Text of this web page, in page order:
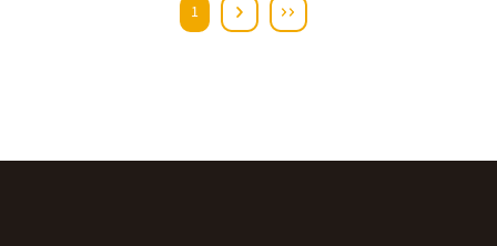
1